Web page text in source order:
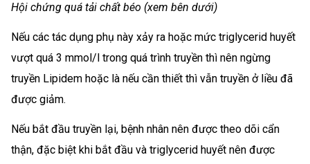
Hội chứng quá tải chất béo (xem bên dưới)
Nếu các tác dụng phụ này xảy ra hoặc mức triglycerid huyết
vượt quá 3 mmol/l trong quá trình truyền thì nên ngừng
truyền Lipidem hoặc là nếu cần thiết thì vẫn truyền ở liều đã
được giảm.
Nếu bắt đầu truyền lại, bệnh nhân nên được theo dõi cẩn
thận, đặc biệt khi bắt đầu và triglycerid huyết nên được